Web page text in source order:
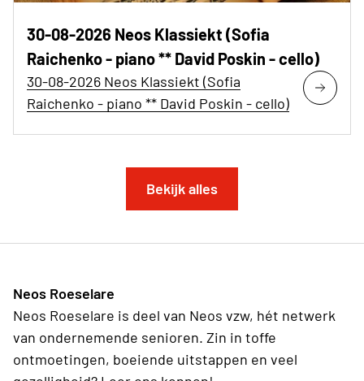
30-08-2026 Neos Klassiekt (Sofia
Raichenko - piano ** David Poskin - cello)
30-08-2026 Neos Klassiekt (Sofia
Raichenko - piano ** David Poskin - cello)
Bekijk alles
Neos Roeselare
Neos Roeselare is deel van Neos vzw, hét netwerk
van ondernemende senioren. Zin in toffe
ontmoetingen, boeiende uitstappen en veel